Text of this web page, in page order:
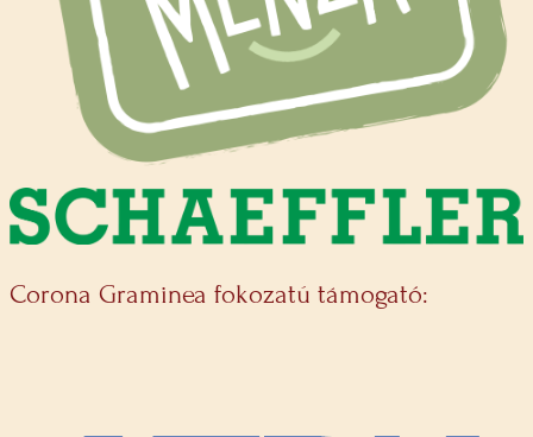
Corona Graminea fokozatú támogató: